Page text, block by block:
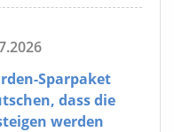
Sparpaket
dass die
werden